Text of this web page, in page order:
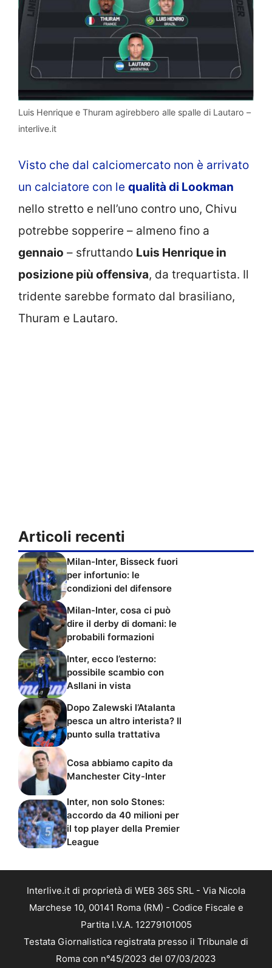
Luis Henrique e Thuram agirebbero alle spalle di Lautaro –
interlive.it
Visto che dal calciomercato non è arrivato
un calciatore con le qualità di Lookman
nello stretto e nell’uno contro uno, Chivu
potrebbe sopperire – almeno fino a
gennaio – sfruttando Luis Henrique in
posizione più offensiva, da trequartista. Il
tridente sarebbe formato dal brasiliano,
Thuram e Lautaro.
Articoli recenti
Milan-Inter, Bisseck fuori
per infortunio: le
condizioni del difensore
Milan-Inter, cosa ci può
dire il derby di domani: le
probabili formazioni
Inter, ecco l’esterno:
possibile scambio con
Asllani in vista
Dopo Zalewski l’Atalanta
pesca un altro interista? Il
punto sulla trattativa
Cosa abbiamo capito da
Manchester City-Inter
Inter, non solo Stones:
accordo da 40 milioni per
il top player della Premier
League
Interlive.it di proprietà di WEB 365 SRL - Via Nicola
Marchese 10, 00141 Roma (RM) - Codice Fiscale e
Partita I.V.A. 12279101005
Testata Giornalistica registrata presso il Tribunale di
Roma con n°45/2023 del 07/03/2023